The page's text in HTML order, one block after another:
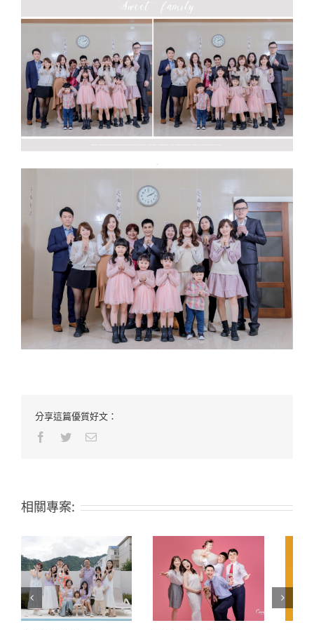
分享這篇優質好文：
Facebook
TwitterEmail:
相關專案: